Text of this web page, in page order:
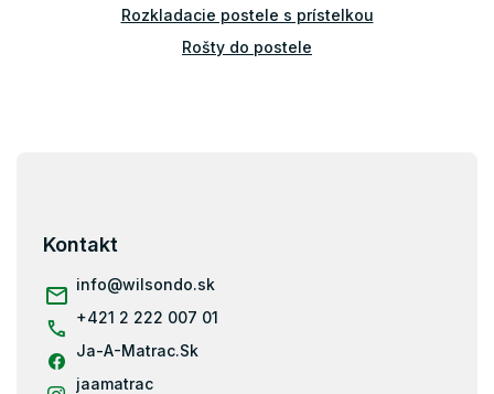
Rozkladacie postele s prístelkou
Rošty do postele
Kontakt
info@wilsondo.sk
+421 2 222 007 01
Ja-A-Matrac.Sk
jaamatrac